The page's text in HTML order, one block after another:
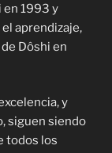
en 1993 y
aprendizaje,
Dôshi en
y
siguen siendo
todos los